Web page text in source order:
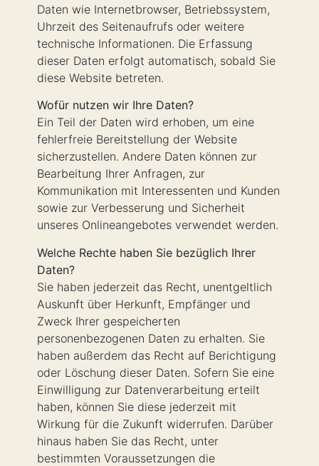
Daten wie Internetbrowser, Betriebssystem,
Uhrzeit des Seitenaufrufs oder weitere
technische Informationen. Die Erfassung
dieser Daten erfolgt automatisch, sobald Sie
diese Website betreten.
Wofür nutzen wir Ihre Daten?
Ein Teil der Daten wird erhoben, um eine
fehlerfreie Bereitstellung der Website
sicherzustellen. Andere Daten können zur
Bearbeitung Ihrer Anfragen, zur
Kommunikation mit Interessenten und Kunden
sowie zur Verbesserung und Sicherheit
unseres Onlineangebotes verwendet werden.
Welche Rechte haben Sie bezüglich Ihrer
Daten?
Sie haben jederzeit das Recht, unentgeltlich
Auskunft über Herkunft, Empfänger und
Zweck Ihrer gespeicherten
personenbezogenen Daten zu erhalten. Sie
haben außerdem das Recht auf Berichtigung
oder Löschung dieser Daten. Sofern Sie eine
Einwilligung zur Datenverarbeitung erteilt
haben, können Sie diese jederzeit mit
Wirkung für die Zukunft widerrufen. Darüber
hinaus haben Sie das Recht, unter
bestimmten Voraussetzungen die